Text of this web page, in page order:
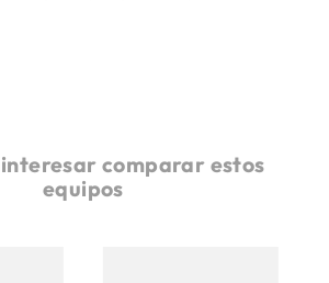
comparar estos
equipos